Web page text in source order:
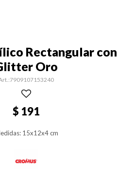
Rectangular con
Oro
7909107153240
$ 191
15x12x4 cm